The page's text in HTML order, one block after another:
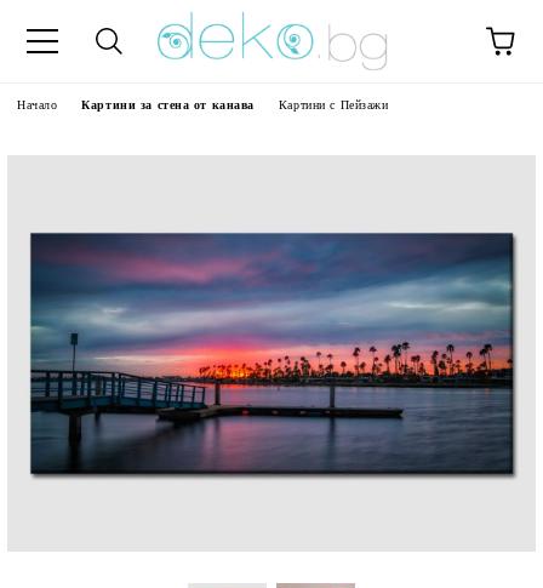
Начало Картини за стена от канава Картини с Пейзажи